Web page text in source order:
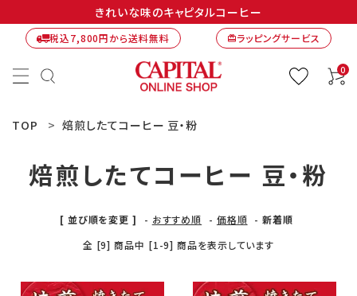
きれいな味のキャピタルコーヒー
税込7,800円から送料無料 card_giftcardラッピングサービス
0
TOP 焙煎したてコーヒー 豆・粉
焙煎したてコーヒー 豆・粉
[ 並び順を変更 ] - おすすめ順 - 価格順 -新着順
全 [9] 商品中 [1-9] 商品を表示しています